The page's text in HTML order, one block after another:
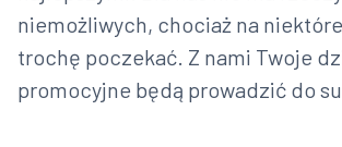
niemożliwych, chociaż na
trochę poczekać. Z nami Twoje
promocyjne będą prowadzić do